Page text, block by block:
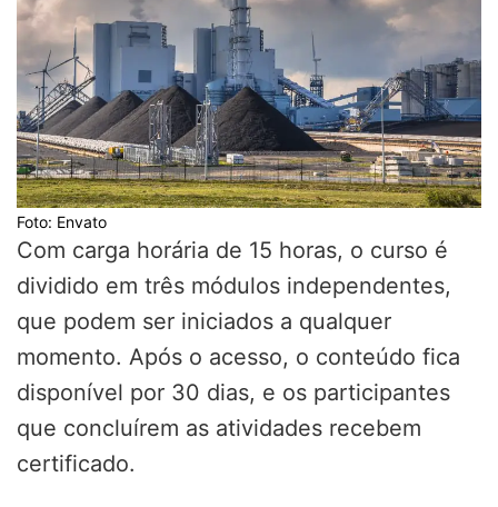
Foto: Envato
Com carga horária de 15 horas, o curso é
dividido em três módulos independentes,
que podem ser iniciados a qualquer
momento. Após o acesso, o conteúdo fica
disponível por 30 dias, e os participantes
que concluírem as atividades recebem
certificado.